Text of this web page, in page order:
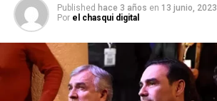
Published hace 3 años en 13 junio, 2023
Por el chasqui digital